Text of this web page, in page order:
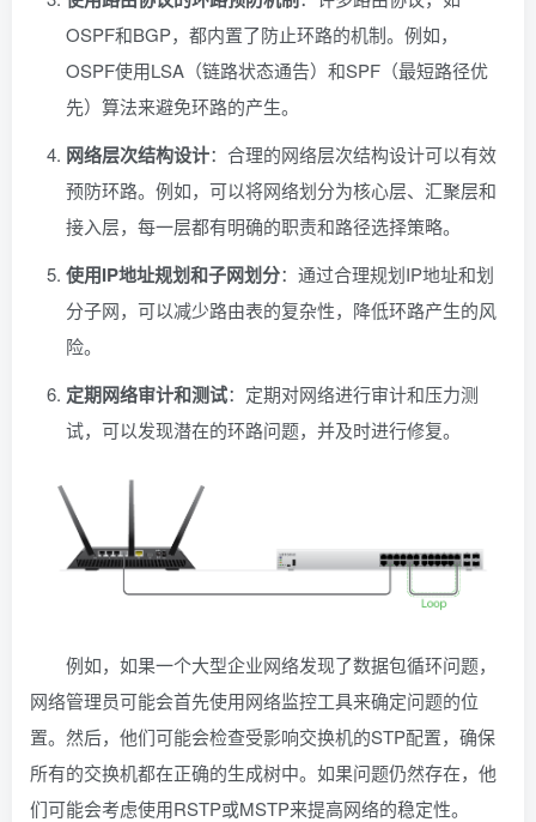
OSPF和BGP，都内置了防止环路的机制。例如，
OSPF使用LSA（链路状态通告）和SPF（最短路径优
先）算法来避免环路的产生。
网络层次结构设计：合理的网络层次结构设计可以有效
预防环路。例如，可以将网络划分为核心层、汇聚层和
接入层，每一层都有明确的职责和路径选择策略。
使用IP地址规划和子网划分：通过合理规划IP地址和划
分子网，可以减少路由表的复杂性，降低环路产生的风
险。
定期网络审计和测试：定期对网络进行审计和压力测
试，可以发现潜在的环路问题，并及时进行修复。
例如，如果一个大型企业网络发现了数据包循环问题，
网络管理员可能会首先使用网络监控工具来确定问题的位
置。然后，他们可能会检查受影响交换机的STP配置，确保
所有的交换机都在正确的生成树中。如果问题仍然存在，他
们可能会考虑使用RSTP或MSTP来提高网络的稳定性。